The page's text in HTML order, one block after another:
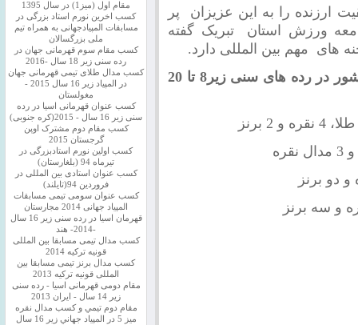
ارزنده را به این عزیزان پر
ورزش استان تبریک گفته
های مهم بین المللی دارد.
رده بندی نهایی مسابقات شطرنج قهرمانی کشور در رده های سنی زیر8 تا 20
مقام اول (میز1) در سال 1395
کسب اخرین نورم استاد بزرگی در
مسابقات المپیادجهانی به همراه تیم
ملی بزرگسالان
کسب مقام سوم قهرمانی جهان در
رده سنی زیر 18 سال -2016
کسب مدال طلای تیمی قهرمانی جهان
در المپیاد زیر 16 سال 2015 -
مغولستان
کسب عنوان قهرمانی اسیا در رده
سنی زیر 16 سال - 2015(کره جنوبی)
کسب مقام دوم مشترک اوپن
گرجستان 2015
کسب اولین نورم استادبزرگی در
تیرماه 94 (بلغارستان)
کسب عنوان استادی بین المللی در
فروردین 94(تایلند)
کسب عنوان سومی تیمی مسابقات
المپیاد جهانی 2014 مجارستان
قهرمان اسیا در رده سنی زیر 16 سال
-2014- هند
کسب مدال تیمی مسابقا بین المللی
قونیه ترکیه 2014
کسب مدال برنز تیمی مسابقا بین
المللی قونیه ترکیه 2013
مقام دومی قهرمانی اسیا - رده سنی
زیر 14 سال - ایران 2013
مقام دوم تيمي و كسب مدال نقره
ميز 5 در المپياد جهاني زير 16 سال